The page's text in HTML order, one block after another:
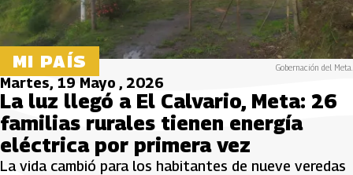
MI PAÍS Gobernación del Meta.
Martes, 19 Mayo , 2026
La luz llegó a El Calvario, Meta: 26
familias rurales tienen energía
eléctrica por primera vez
La vida cambió para los habitantes de nueve veredas